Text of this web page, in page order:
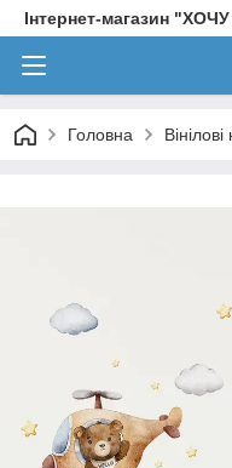
Інтернет-магазин
Головна